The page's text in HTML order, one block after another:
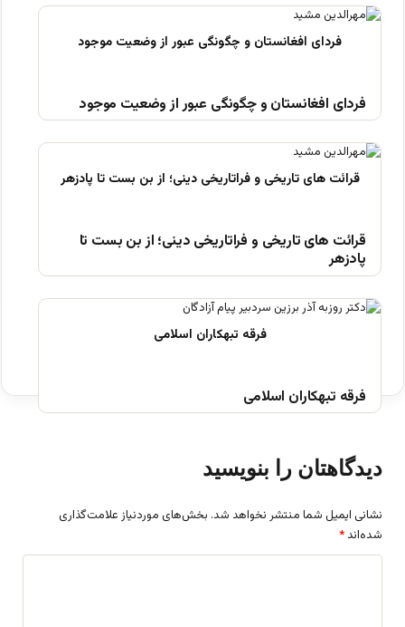
فردای افغانستان و چگونگی عبور از وضعیت موجود
قرائت های تاریخی و فراتاریخی دینی؛ از بن بست تا
پادزهر
فرقه تبهکاران اسلامی
دیدگاهتان را بنویسید
نشانی ایمیل شما منتشر نخواهد شد. بخش‌های موردنیاز علامت‌گذاری
شده‌اند *